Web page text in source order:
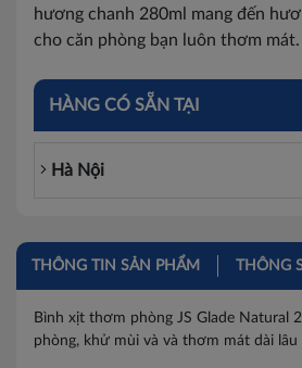
hương chanh 280ml mang đến
cho căn phòng bạn luôn thơm mát.
HÀNG CÓ SẴN TẠI
Hà Nội
THÔNG TIN SẢN PHẨM THÔNG
Bình xịt thơm phòng JS Glade Natural
phòng, khử mùi và và thơm mát dài lâu